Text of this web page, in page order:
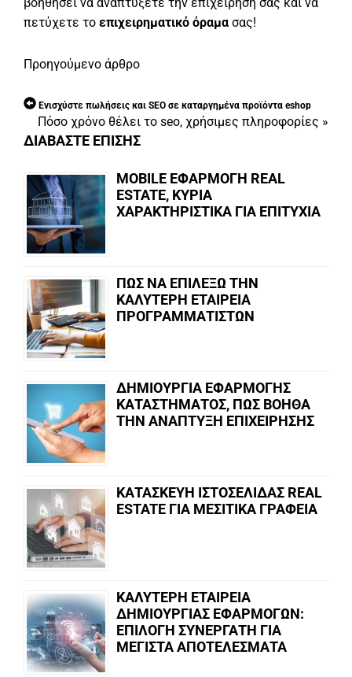
πετύχετε το επιχειρηματικό όραμα σας!
Προηγούμενο άρθρο
Ενισχύστε πωλήσεις και SEO σε καταργημένα προϊόντα eshop
Πόσο χρόνο θέλει το seo, χρήσιμες πληροφορίες »
ΔΙΑΒΑΣΤΕ ΕΠΙΣΗΣ
MOBILE ΕΦΑΡΜΟΓΗ REAL
ESTATE, ΚΥΡΙΑ
ΧΑΡΑΚΤΗΡΙΣΤΙΚΑ ΓΙΑ ΕΠΙΤΥΧΙΑ
ΠΩΣ ΝΑ ΕΠΙΛΕΞΩ ΤΗΝ
ΚΑΛΥΤΕΡΗ ΕΤΑΙΡΕΙΑ
ΠΡΟΓΡΑΜΜΑΤΙΣΤΩΝ
ΔΗΜΙΟΥΡΓΙΑ ΕΦΑΡΜΟΓΗΣ
ΚΑΤΑΣΤΗΜΑΤΟΣ, ΠΩΣ ΒΟΗΘΑ
ΤΗΝ ΑΝΑΠΤΥΞΗ ΕΠΙΧΕΙΡΗΣΗΣ
ΚΑΤΑΣΚΕΥΗ ΙΣΤΟΣΕΛΙΔΑΣ REAL
ESTATE ΓΙΑ ΜΕΣΙΤΙΚΑ ΓΡΑΦΕΙΑ
ΚΑΛΥΤΕΡΗ ΕΤΑΙΡΕΙΑ
ΔΗΜΙΟΥΡΓΙΑΣ ΕΦΑΡΜΟΓΩΝ:
ΕΠΙΛΟΓΗ ΣΥΝΕΡΓΑΤΗ ΓΙΑ
ΜΕΓΙΣΤΑ ΑΠΟΤΕΛΕΣΜΑΤΑ